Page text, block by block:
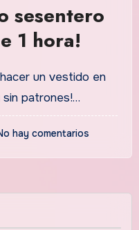
sesentero
1 hora!
sin patrones!…
hay comentarios